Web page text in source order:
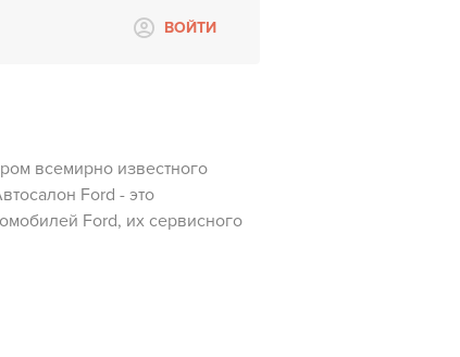
ВОЙТИ
всемирно известного
Ford - это
Ford, их сервисного